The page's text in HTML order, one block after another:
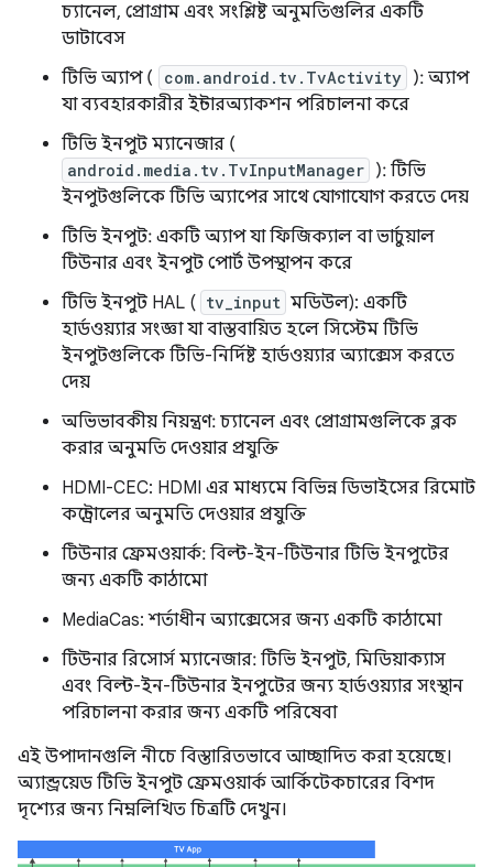
চ্যানেল, প্রোগ্রাম এবং সংশ্লিষ্ট অনুমতিগুলির একটি
ডাটাবেস
টিভি অ্যাপ (
com.android.tv.TvActivity ): অ্যাপ
যা ব্যবহারকারীর ইন্টারঅ্যাকশন পরিচালনা করে
টিভি ইনপুট ম্যানেজার (
android.media.tv.TvInputManager ): টিভি
ইনপুটগুলিকে টিভি অ্যাপের সাথে যোগাযোগ করতে দেয়
টিভি ইনপুট: একটি অ্যাপ যা ফিজিক্যাল বা ভার্চুয়াল
টিউনার এবং ইনপুট পোর্ট উপস্থাপন করে
টিভি ইনপুট HAL ( tv_input মডিউল): একটি
হার্ডওয়্যার সংজ্ঞা যা বাস্তবায়িত হলে সিস্টেম টিভি
ইনপুটগুলিকে টিভি-নির্দিষ্ট হার্ডওয়্যার অ্যাক্সেস করতে
দেয়
অভিভাবকীয় নিয়ন্ত্রণ: চ্যানেল এবং প্রোগ্রামগুলিকে ব্লক
করার অনুমতি দেওয়ার প্রযুক্তি
HDMI-CEC: HDMI এর মাধ্যমে বিভিন্ন ডিভাইসের রিমোট
কন্ট্রোলের অনুমতি দেওয়ার প্রযুক্তি
টিউনার ফ্রেমওয়ার্ক: বিল্ট-ইন-টিউনার টিভি ইনপুটের
জন্য একটি কাঠামো
MediaCas: শর্তাধীন অ্যাক্সেসের জন্য একটি কাঠামো
টিউনার রিসোর্স ম্যানেজার: টিভি ইনপুট, মিডিয়াক্যাস
এবং বিল্ট-ইন-টিউনার ইনপুটের জন্য হার্ডওয়্যার সংস্থান
পরিচালনা করার জন্য একটি পরিষেবা
এই উপাদানগুলি নীচে বিস্তারিতভাবে আচ্ছাদিত করা হয়েছে।
অ্যান্ড্রয়েড টিভি ইনপুট ফ্রেমওয়ার্ক আর্কিটেকচারের বিশদ
দৃশ্যের জন্য নিম্নলিখিত চিত্রটি দেখুন।